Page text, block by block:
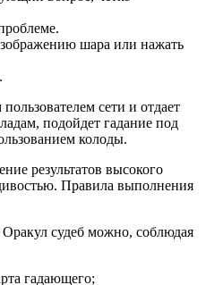
шара или нажать
сети и отдает
подойдет гадание под
колоды.
результатов высокого
Правила выполнения
судеб можно, соблюдая
гадающего;